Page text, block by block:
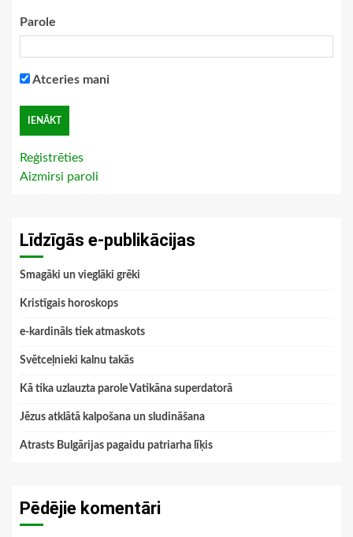
Parole
Atceries mani
Reģistrēties
Aizmirsi paroli
Līdzīgās e-publikācijas
Smagāki un vieglāki grēki
Kristīgais horoskops
e-kardināls tiek atmaskots
Svētceļnieki kalnu takās
Kā tika uzlauzta parole Vatikāna superdatorā
Jēzus atklātā kalpošana un sludināšana
Atrasts Bulgārijas pagaidu patriarha līķis
Pēdējie komentāri